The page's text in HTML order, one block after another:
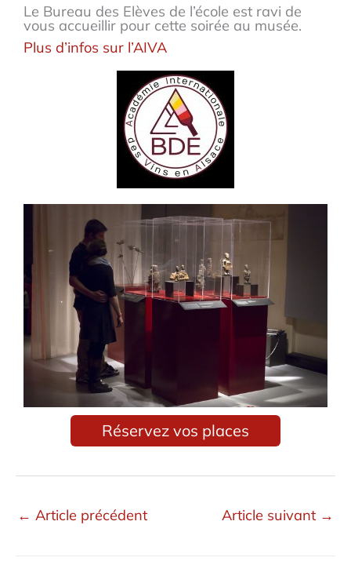
Le Bureau des Elèves de l’école est ravi de
vous accueillir pour cette soirée au musée.
Plus d’infos sur l’AIVA
Réservez vos places
← Article précédent Article suivant →